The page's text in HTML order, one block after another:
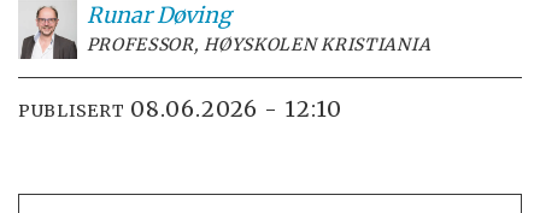
RunarDøving
PROFESSOR, HØYSKOLEN KRISTIANIA
PUBLISERT 08.06.2026 - 12:10